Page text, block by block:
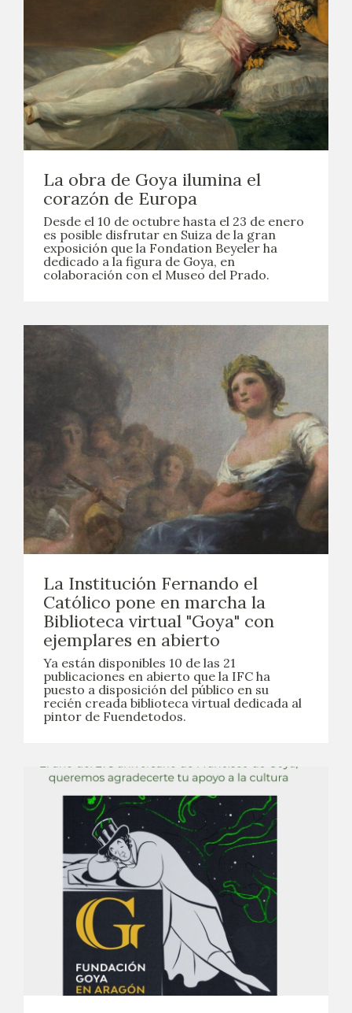
La obra de Goya ilumina el
corazón de Europa
Desde el 10 de octubre hasta el 23 de enero
es posible disfrutar en Suiza de la gran
exposición que la Fondation Beyeler ha
dedicado a la figura de Goya, en
colaboración con el Museo del Prado.
La Institución Fernando el
Católico pone en marcha la
Biblioteca virtual "Goya" con
ejemplares en abierto
Ya están disponibles 10 de las 21
publicaciones en abierto que la IFC ha
puesto a disposición del público en su
recién creada biblioteca virtual dedicada al
pintor de Fuendetodos.